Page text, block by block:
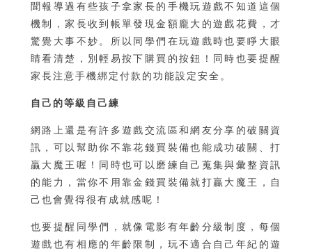
聞報導過有些孩子拿家長的手機玩遊戲不知道這個
機制，家長收到帳單發現金額龐大的遊戲花費，才
驚覺大事不妙。所以同學們在玩遊戲時也要睜大眼
睛看清楚，別輕易按下購買的按鈕！同時也要提醒
家長注意手機綁定付款的功能設定安全。
自己的等級自己練
網路上還是有許多遊戲交流區和網友分享的破關資
訊，可以幫助你不靠花錢買裝備也能成功破關、打
贏大魔王喔！同時也可以磨練自己蒐集與彙整資訊
的能力，當你不用靠金錢買裝備就打贏大魔王，自
己也會覺得很有成就感呢！
也要提醒同學們，就像電影有年齡分級制度，每個
遊戲也有相應的年齡限制，玩不適合自己年紀的遊